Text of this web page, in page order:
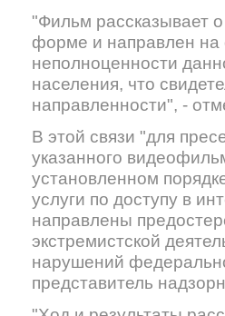
"Фильм рассказывает
форме и направлен
неполноценности
населения, что
направленности", -
В этой связи "для
указанного
установленном
услуги по доступу в
направлены
экстремистской
нарушений
представитель